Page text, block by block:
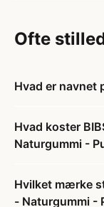
Ofte
Hvad er navnet
Hvad koster
Naturgummi -
Hvilket mærke
- Naturgummi -